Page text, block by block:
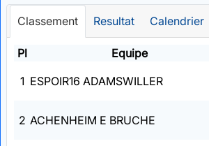
Classement Resultat Calendrier
Pl Equipe
1 ESPOIR16 ADAMSWILLER
2 ACHENHEIM E BRUCHE